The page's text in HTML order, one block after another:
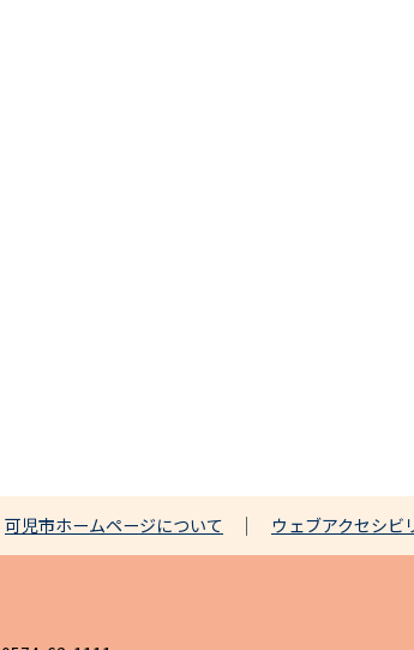
可児市ホームページについて ウェブアクセシビ